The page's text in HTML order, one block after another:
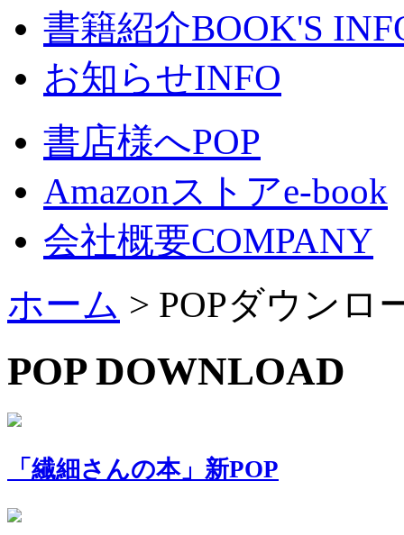
書籍紹介BOOK'S
お知らせINFO
書店様へPOP
Amazonストアe-book
会社概要COMPANY
ホーム > POPダウンロ
POP DOWNLOAD
「繊細さんの本」新POP